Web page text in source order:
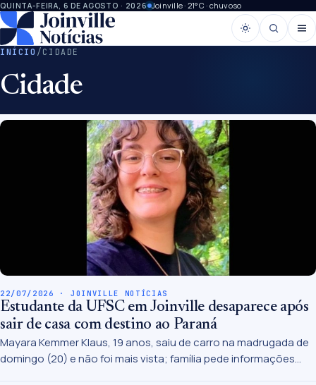
QUINTA-FEIRA, 6 DE AGOSTO · 2026 Joinville · 21°C · chuvoso
INÍCIO / CIDADE
Cidade
22/07/2026 · JOINVILLE NOTÍCIAS
Estudante da UFSC em Joinville desaparece após
sair de casa com destino ao Paraná
Mayara Kemmer Klaus, 19 anos, saiu de carro na madrugada de
domingo (20) e não foi mais vista; família pede informações